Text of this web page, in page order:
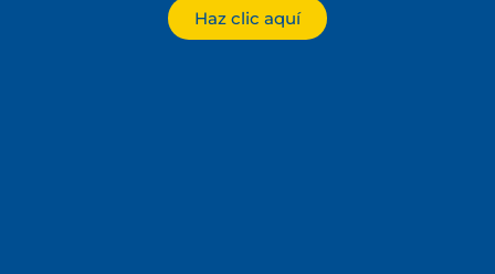
Haz clic aquí